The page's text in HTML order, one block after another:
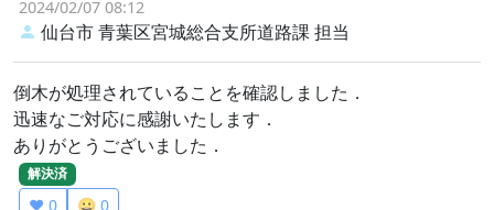
2024/02/07 08:12
仙台市 青葉区宮城総合支所道路課 担当
倒木が処理されていることを確認しました．
迅速なご対応に感謝いたします．
ありがとうございました．
解決済
❤️ 0
😀 0